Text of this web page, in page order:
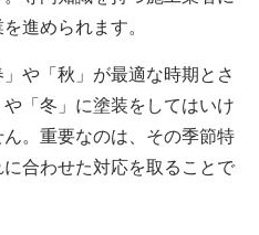
進められます。
や「秋」が最適な時期とさ
「冬」に塗装をしてはいけ
。重要なのは、その季節特
合わせた対応を取ることで